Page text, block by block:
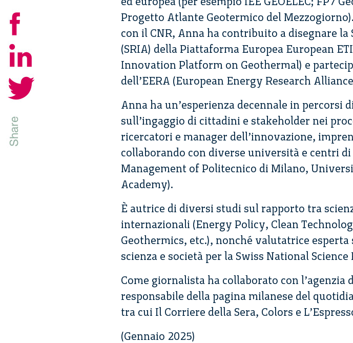
Progetto Atlante Geotermico del
con il CNR, Anna ha contribuito a disegnare
(SRIA) della Piattaforma Europea European
Innovation Platform on Geothermal) e
dell’EERA (European Energy Research
Anna ha un’esperienza decennale in percorsi
sull’ingaggio di cittadini e stakeholder nei
ricercatori e manager dell’innovazione,
collaborando con diverse università e centri
Management of Politecnico di Milano,
Academy).
È au­trice di diversi studi sul rapporto tra
internazionali (Energy Policy, Clean
Geothermics, etc.), nonché valutatrice
scienza e società per la Swiss National
Come giornalista ha collaborato con
responsabile della pagina milanese del
tra cui Il Corriere della Sera, Colors e
(Gennaio 2025)